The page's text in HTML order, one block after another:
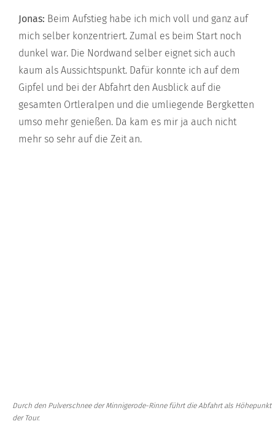
Jonas: Beim Aufstieg habe ich mich voll und ganz auf
mich selber konzentriert. Zumal es beim Start noch
dunkel war. Die Nordwand selber eignet sich auch
kaum als Aussichtspunkt. Dafür konnte ich auf dem
Gipfel und bei der Abfahrt den Ausblick auf die
gesamten Ortleralpen und die umliegende Bergketten
umso mehr genießen. Da kam es mir ja auch nicht
mehr so sehr auf die Zeit an.
Durch den Pulverschnee der Minnigerode-Rinne führt die Abfahrt als Höhepunkt
der Tour.